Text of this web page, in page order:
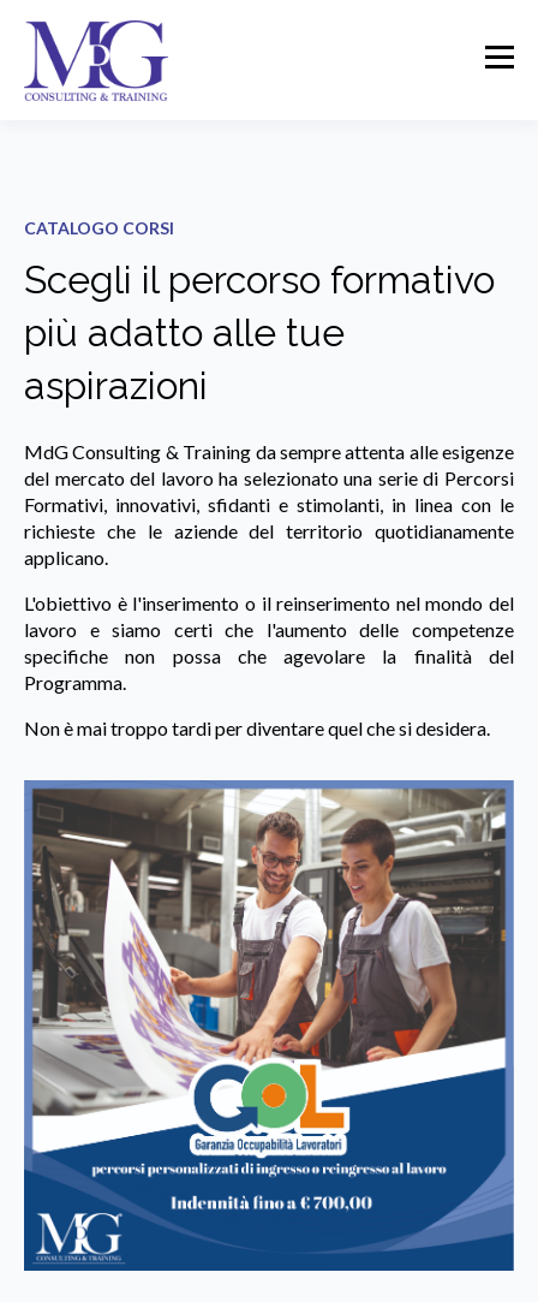
CATALOGO CORSI
Scegli il percorso formativo
più adatto alle tue
aspirazioni
MdG Consulting & Training da sempre attenta alle esigenze
del mercato del lavoro ha selezionato una serie di Percorsi
Formativi, innovativi, sfidanti e stimolanti, in linea con le
richieste che le aziende del territorio quotidianamente
applicano.
L'obiettivo è l'inserimento o il reinserimento nel mondo del
lavoro e siamo certi che l'aumento delle competenze
specifiche non possa che agevolare la finalità del
Programma.
Non è mai troppo tardi per diventare quel che si desidera.